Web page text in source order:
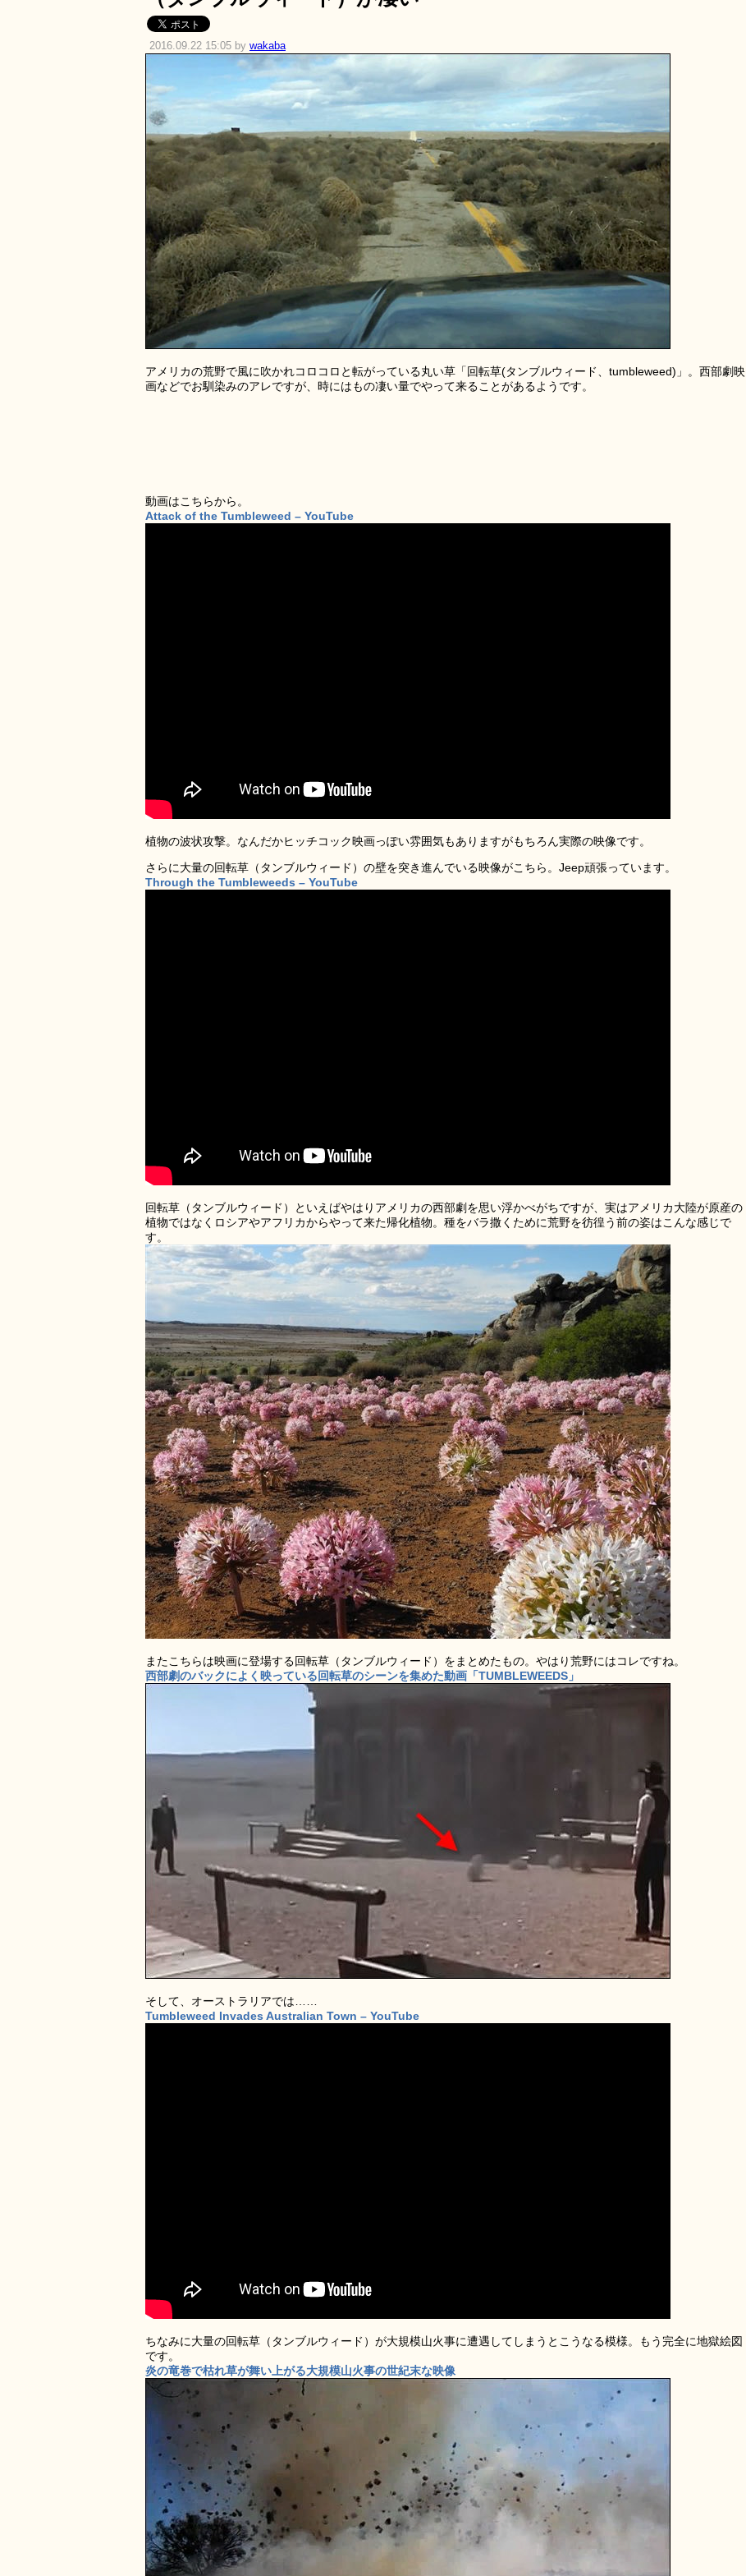
2016.09.22 15:05 by wakaba
アメリカの荒野で風に吹かれコロコロと転がっている丸い草「回転草(タンブルウィード、tumbleweed)」。西部劇映
画などでお馴染みのアレですが、時にはもの凄い量でやって来ることがあるようです。
動画はこちらから。
Attack of the Tumbleweed – YouTube
植物の波状攻撃。なんだかヒッチコック映画っぽい雰囲気もありますがもちろん実際の映像です。
さらに大量の回転草（タンブルウィード）の壁を突き進んでいる映像がこちら。Jeep頑張っています。
Through the Tumbleweeds – YouTube
回転草（タンブルウィード）といえばやはりアメリカの西部劇を思い浮かべがちですが、実はアメリカ大陸が原産の
植物ではなくロシアやアフリカからやって来た帰化植物。種をバラ撒くために荒野を彷徨う前の姿はこんな感じで
す。
またこちらは映画に登場する回転草（タンブルウィード）をまとめたもの。やはり荒野にはコレですね。
西部劇のバックによく映っている回転草のシーンを集めた動画「TUMBLEWEEDS」
そして、オーストラリアでは……
Tumbleweed Invades Australian Town – YouTube
ちなみに大量の回転草（タンブルウィード）が大規模山火事に遭遇してしまうとこうなる模様。もう完全に地獄絵図
です。
炎の竜巻で枯れ草が舞い上がる大規模山火事の世紀末な映像